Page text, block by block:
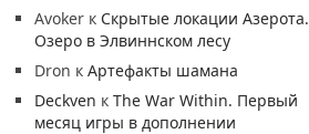
Avoker к Скрытые локации Азерота.
Озеро в Элвиннском лесу
Dron кАртефакты шамана
Deckven кThe War Within. Первый
месяц игры в дополнении